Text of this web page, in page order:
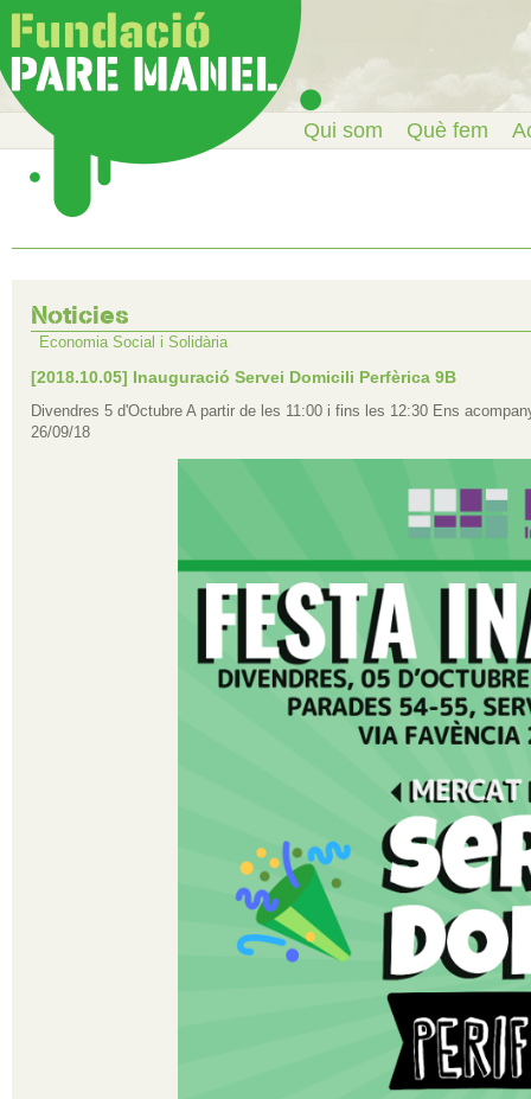
Qui som Què fem
Noticies
Economia Social i Solidària
[2018.10.05] Inauguració Servei Domicili Perfèrica 9B
Divendres 5 d'Octubre A partir de les 11:00 i fins les 12:30 Ens
26/09/18